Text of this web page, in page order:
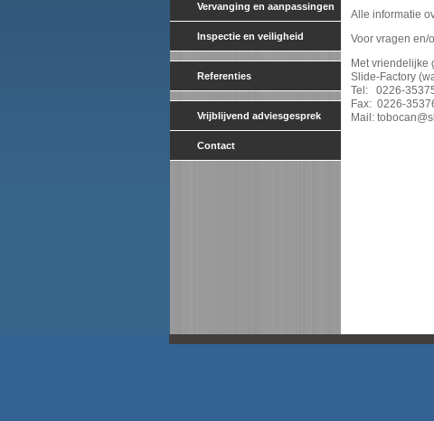
Vervanging en aanpassingen
Inspectie en veiligheid
Referenties
Vrijblijvend adviesgesprek
Contact
Alle informatie
Voor vragen en/
Met vriendelijke
Slide-Factory
Tel: 0226-
Fax: 0226-
Mail: